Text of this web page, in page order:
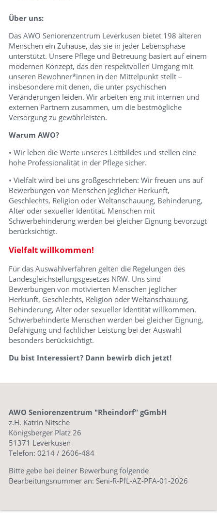
Über uns:
Das AWO Seniorenzentrum Leverkusen bietet 198 älteren
Menschen ein Zuhause, das sie in jeder Lebensphase
unterstützt. Unsere Pflege und Betreuung basiert auf einem
modernen Konzept, das den respektvollen Umgang mit
unseren Bewohner*innen in den Mittelpunkt stellt –
insbesondere mit denen, die unter psychischen
Veränderungen leiden. Wir arbeiten eng mit internen und
externen Partnern zusammen, um die bestmögliche
Versorgung zu gewährleisten.
Warum AWO?
• Wir leben die Werte unseres Leitbildes und stellen eine
hohe Professionalität in der Pflege sicher.
• Vielfalt wird bei uns großgeschrieben: Wir freuen uns auf
Bewerbungen von Menschen jeglicher Herkunft,
Geschlechts, Religion oder Weltanschauung, Behinderung,
Alter oder sexueller Identität. Menschen mit
Schwerbehinderung werden bei gleicher Eignung bevorzugt
berücksichtigt.
Vielfalt willkommen!
Für das Auswahlverfahren gelten die Regelungen des
Landesgleichstellungsgesetzes NRW. Uns sind
Bewerbungen von motivierten Menschen jeglicher
Herkunft, Geschlechts, Religion oder Weltanschauung,
Behinderung, Alter oder sexueller Identität willkommen.
Schwerbehinderte Menschen werden bei gleicher Eignung,
Befähigung und fachlicher Leistung bei der Auswahl
besonders berücksichtigt.
Du bist Interessiert? Dann bewirb dich jetzt!
AWO Seniorenzentrum "Rheindorf" gGmbH
z.H. Katrin Nitsche
Königsberger Platz 26
51371 Leverkusen
Telefon: 0214 / 2606-484
Bitte gebe bei deiner Bewerbung folgende
Bearbeitungsnummer an: Seni-R-PfL-AZ-PFA-01-2026